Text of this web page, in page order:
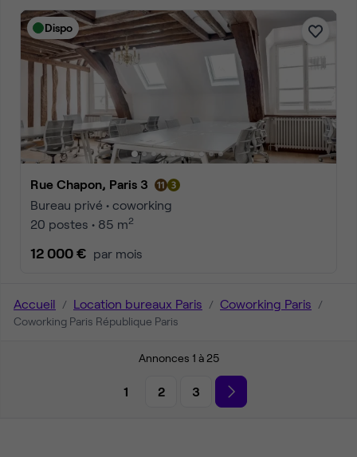
Dispo
Rue Chapon, Paris 3
Bureau privé • coworking
20 postes • 85 m2
12 000 € par mois
Accueil Location bureaux Paris Coworking Paris
Coworking Paris République Paris
Annonces 1 à 25
1 2 3